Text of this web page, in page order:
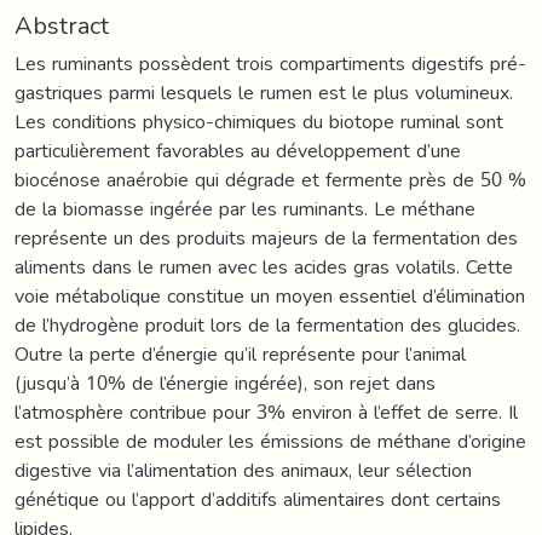
Abstract
Les ruminants possèdent trois compartiments digestifs pré-
gastriques parmi lesquels le rumen est le plus volumineux.
Les conditions physico-chimiques du biotope ruminal sont
particulièrement favorables au développement d’une
biocénose anaérobie qui dégrade et fermente près de 50 %
de la biomasse ingérée par les ruminants. Le méthane
représente un des produits majeurs de la fermentation des
aliments dans le rumen avec les acides gras volatils. Cette
voie métabolique constitue un moyen essentiel d’élimination
de l’hydrogène produit lors de la fermentation des glucides.
Outre la perte d’énergie qu’il représente pour l’animal
(jusqu’à 10% de l’énergie ingérée), son rejet dans
l’atmosphère contribue pour 3% environ à l’effet de serre. Il
est possible de moduler les émissions de méthane d’origine
digestive via l’alimentation des animaux, leur sélection
génétique ou l’apport d’additifs alimentaires dont certains